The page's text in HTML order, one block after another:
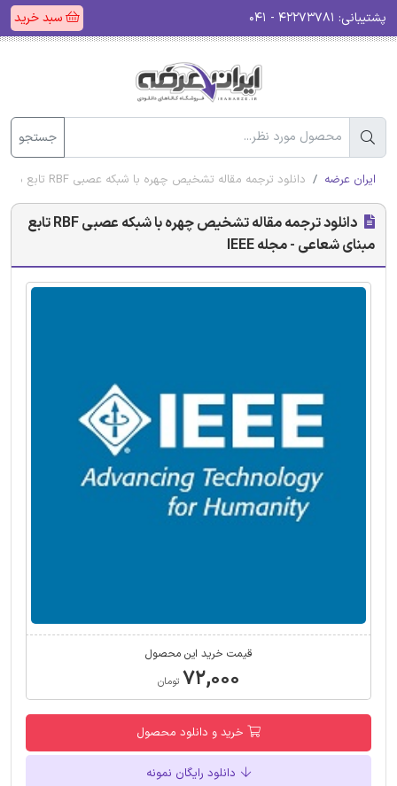
پشتیبانی: سبد خرید
جستجو
ایران عرضه دانلود ترجمه مقاله تشخیص چهره با شبکه عصبی RBF تابع مبنای شعاعی - مجله IEEE
دانلود ترجمه مقاله تشخیص چهره با شبکه عصبی RBF تابع
مبنای شعاعی - مجله IEEE
قیمت خرید این محصول
۷۲,۰۰۰ تومان
خرید و دانلود محصول
دانلود رایگان نمونه